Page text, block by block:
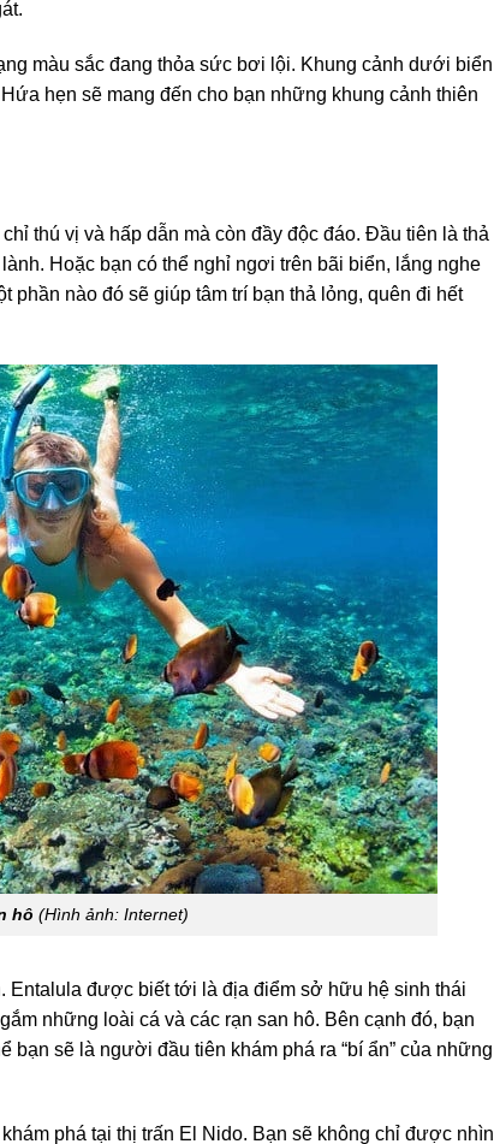
màu sắc đang thỏa sức bơi lội. Khung cảnh dưới biển
hẹn sẽ mang đến cho bạn những khung cảnh thiên
thú vị và hấp dẫn mà còn đầy độc đáo. Đầu tiên là thả
Hoặc bạn có thể nghỉ ngơi trên bãi biển, lắng nghe
phần nào đó sẽ giúp tâm trí bạn thả lỏng, quên đi hết
hô (Hình ảnh: Internet)
được biết tới là địa điểm sở hữu hệ sinh thái
những loài cá và các rạn san hô. Bên cạnh đó, bạn
bạn sẽ là người đầu tiên khám phá ra “bí ẩn” của những
phá tại thị trấn El Nido. Bạn sẽ không chỉ được nhìn